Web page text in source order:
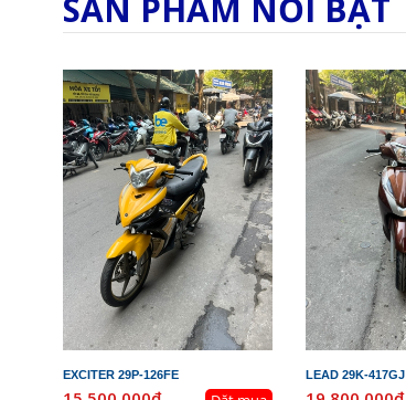
SẢN PHẨM NỔI BẬT
EXCITER 29P-126FE LEAD 29K-417GJ